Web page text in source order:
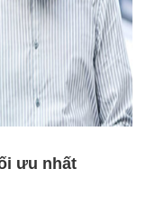
ưu nhất